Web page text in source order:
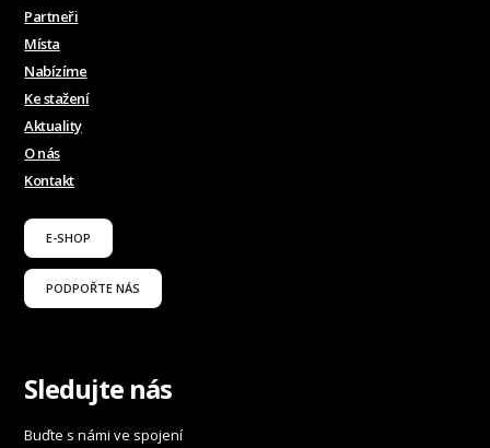
Partneři
Místa
Nabízíme
Ke stažení
Aktuality
O nás
Kontakt
E-SHOP
PODPOŘTE NÁS
Sledujte nás
Buďte s námi ve spojení